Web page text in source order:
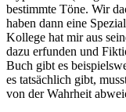
bestimmte Töne. Wir
haben dann eine
Kollege hat mir aus
dazu erfunden und
Buch gibt es
es tatsächlich gibt,
von der Wahrheit